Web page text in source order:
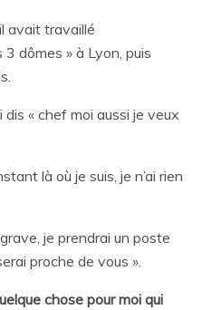
avait travaillé
dômes » à Lyon, puis
dis « chef moi aussi je veux
là où je suis, je n’ai rien
je prendrai un poste
proche de vous ».
chose pour moi qui